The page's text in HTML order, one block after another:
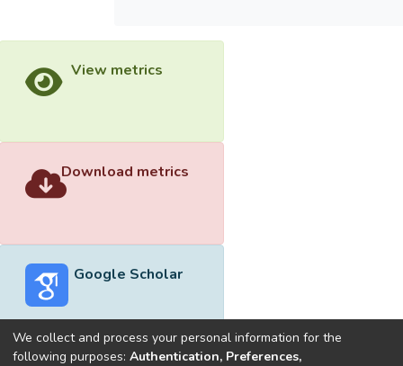
View metrics
Download metrics
Google Scholar
We collect and process your personal information for the
following purposes: Authentication, Preferences,